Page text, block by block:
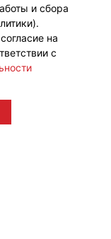
12+
и сбора
на
с